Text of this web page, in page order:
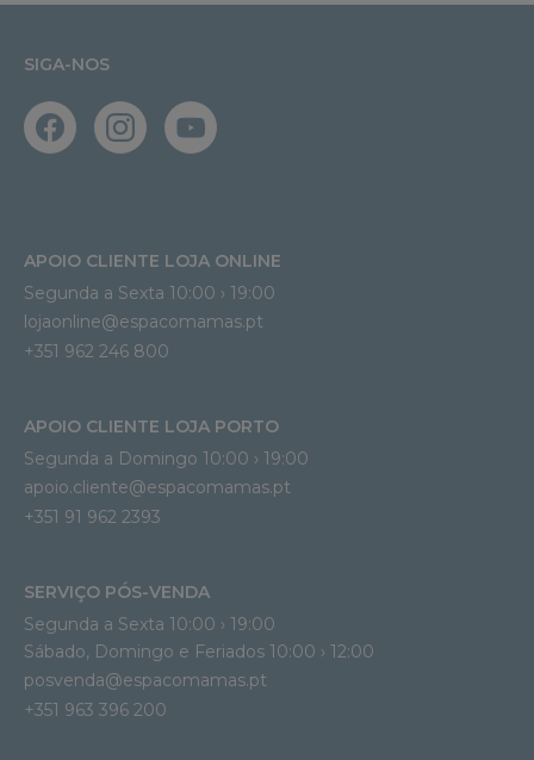
SIGA-NOS
APOIO CLIENTE LOJA ONLINE
Segunda a Sexta 10:00 › 19:00
lojaonline@espacomamas.pt
+351 962 246 800
APOIO CLIENTE LOJA PORTO
Segunda a Domingo 10:00 › 19:00
apoio.cliente@espacomamas.pt
+351 91 962 2393
SERVIÇO PÓS-VENDA
Segunda a Sexta 10:00 › 19:00
Sábado, Domingo e Feriados 10:00 › 12:00
posvenda@espacomamas.pt
+351 963 396 200